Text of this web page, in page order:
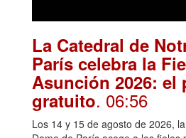
La Catedral de
París celebra la
Asunción 2026: el
gratuito. 06:56
Los 14 y 15 de agosto de 2026,